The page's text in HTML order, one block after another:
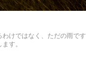
わけではなく、ただの雨で
す。